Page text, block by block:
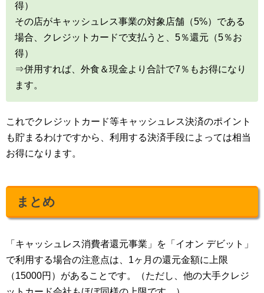
得）
その店がキャッシュレス事業の対象店舗（5%）である
場合、クレジットカードで支払うと、5％還元（5％お
得）
⇒併用すれば、外食＆現金より合計で7％もお得になり
ます。
これでクレジットカード等キャッシュレス決済のポイント
も貯まるわけですから、利用する決済手段によっては相当
お得になります。
まとめ
「キャッシュレス消費者還元事業」を「イオン デビット」
で利用する場合の注意点は、1ヶ月の還元金額に上限
（15000円）があることです。（ただし、他の大手クレジ